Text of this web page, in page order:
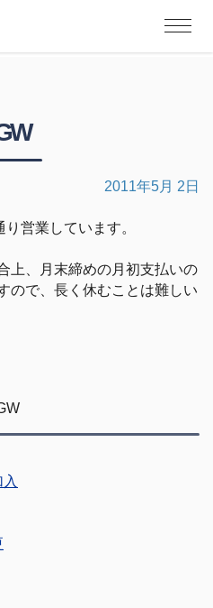
2011年5月 2日
営業しています。
上、月末締めの月初支払いの
ので、長く休むことは難しい